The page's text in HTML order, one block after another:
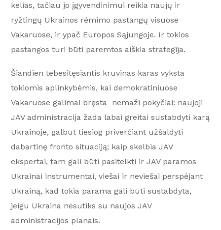
kelias, tačiau jo įgyvendinimui reikia naujų ir
ryžtingų Ukrainos rėmimo pastangų visuose
Vakaruose, ir ypač Europos Sąjungoje. Ir tokios
pastangos turi būti paremtos aiškia strategija.
Šiandien tebesitęsiantis kruvinas karas vyksta
tokiomis aplinkybėmis, kai demokratiniuose
Vakaruose galimai bręsta nemaži pokyčiai: naujoji
JAV administracija žada labai greitai sustabdyti karą
Ukrainoje, galbūt tiesiog priverčiant užšaldyti
dabartinę fronto situaciją; kaip skelbia JAV
ekspertai, tam gali būti pasitelkti ir JAV paramos
Ukrainai instrumentai, viešai ir neviešai perspėjant
Ukrainą, kad tokia parama gali būti sustabdyta,
jeigu Ukraina nesutiks su naujos JAV
administracijos planais.